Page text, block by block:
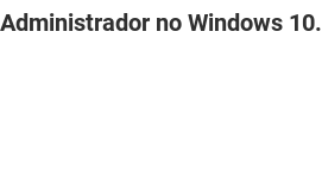
no Windows 10.